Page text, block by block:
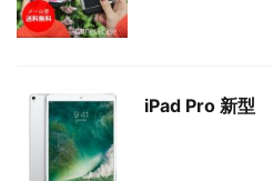
iPad Pro 新型